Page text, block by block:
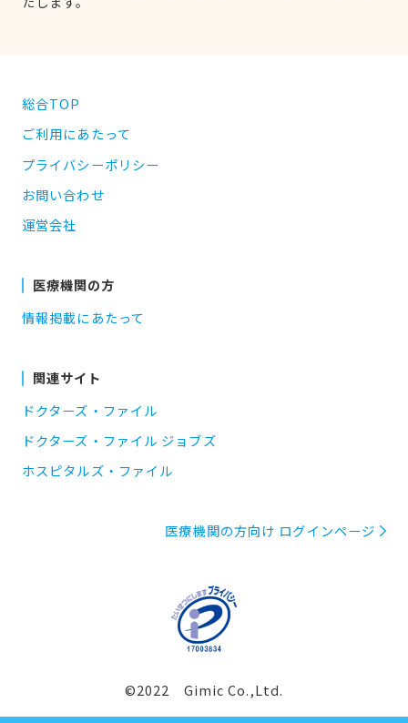
総合TOP
ご利用にあたって
プライバシーポリシー
お問い合わせ
運営会社
医療機関の方
情報掲載にあたって
関連サイト
ドクターズ・ファイル
ドクターズ・ファイル ジョブズ
ホスピタルズ・ファイル
医療機関の方向け ログインページ
©2022 Gimic Co.,Ltd.